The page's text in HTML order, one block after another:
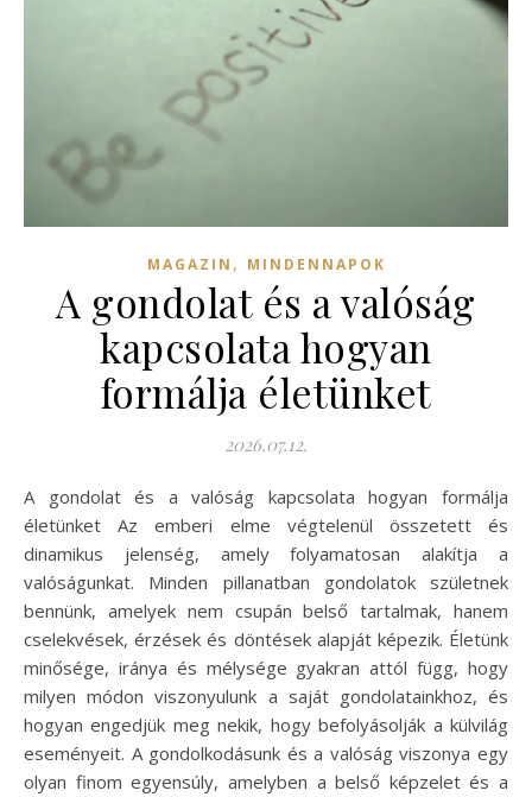
MAGAZIN , MINDENNAPOK
A gondolat és a valóság
kapcsolata hogyan
formálja életünket
2026.07.12.
A gondolat és a valóság kapcsolata hogyan formálja
életünket Az emberi elme végtelenül összetett és
dinamikus jelenség, amely folyamatosan alakítja a
valóságunkat. Minden pillanatban gondolatok születnek
bennünk, amelyek nem csupán belső tartalmak, hanem
cselekvések, érzések és döntések alapját képezik. Életünk
minősége, iránya és mélysége gyakran attól függ, hogy
milyen módon viszonyulunk a saját gondolatainkhoz, és
hogyan engedjük meg nekik, hogy befolyásolják a külvilág
eseményeit. A gondolkodásunk és a valóság viszonya egy
olyan finom egyensúly, amelyben a belső képzelet és a